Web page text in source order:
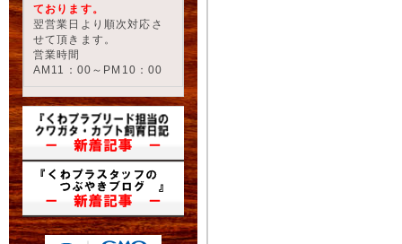
ております。
翌営業日より順次対応さ
せて頂きます。
営業時間
AM11：00～PM10：00